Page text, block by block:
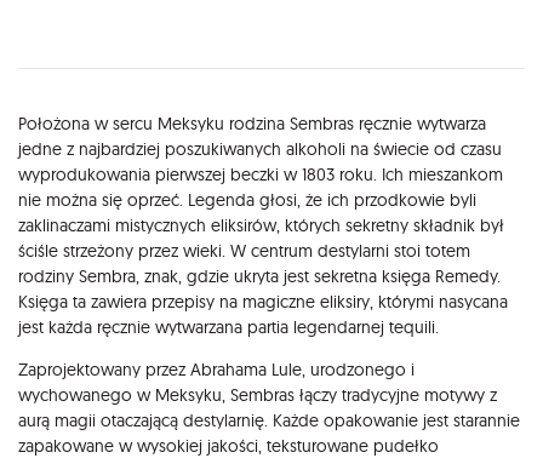
Opis
Położona w sercu Meksyku rodzina Sembras ręcznie wytwarza
jedne z najbardziej poszukiwanych alkoholi na świecie od czasu
wyprodukowania pierwszej beczki w 1803 roku. Ich mieszankom
nie można się oprzeć. Legenda głosi, że ich przodkowie byli
zaklinaczami mistycznych eliksirów, których sekretny składnik był
ściśle strzeżony przez wieki. W centrum destylarni stoi totem
rodziny Sembra, znak, gdzie ukryta jest sekretna księga Remedy.
Księga ta zawiera przepisy na magiczne eliksiry, którymi nasycana
jest każda ręcznie wytwarzana partia legendarnej tequili.
Zaprojektowany przez Abrahama Lule, urodzonego i
wychowanego w Meksyku, Sembras łączy tradycyjne motywy z
aurą magii otaczającą destylarnię. Każde opakowanie jest starannie
zapakowane w wysokiej jakości, teksturowane pudełko